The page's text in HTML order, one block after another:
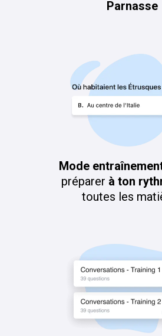
Parnasse
Mode
préparer à ton
toutes les